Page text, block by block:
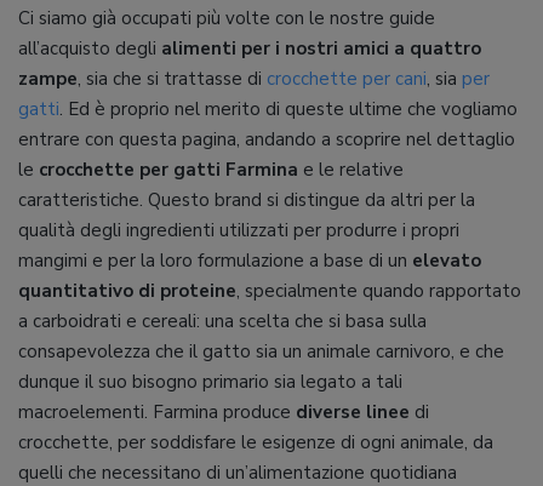
Ci siamo già occupati più volte con le nostre guide
all’acquisto degli alimenti per i nostri amici a quattro
zampe, sia che si trattasse di crocchette per cani, sia per
gatti. Ed è proprio nel merito di queste ultime che vogliamo
entrare con questa pagina, andando a scoprire nel dettaglio
le crocchette per gatti Farmina e le relative
caratteristiche. Questo brand si distingue da altri per la
qualità degli ingredienti utilizzati per produrre i propri
mangimi e per la loro formulazione a base di un elevato
quantitativo di proteine, specialmente quando rapportato
a carboidrati e cereali: una scelta che si basa sulla
consapevolezza che il gatto sia un animale carnivoro, e che
dunque il suo bisogno primario sia legato a tali
macroelementi. Farmina produce diverse linee di
crocchette, per soddisfare le esigenze di ogni animale, da
quelli che necessitano di un’alimentazione quotidiana